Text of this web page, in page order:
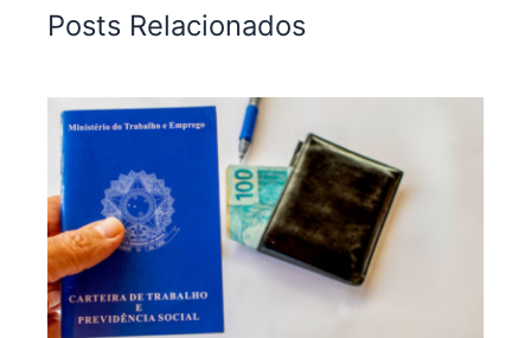
Posts Relacionados